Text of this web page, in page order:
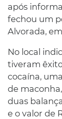
após
fechou um
Alvorada,
No local
tiveram
cocaína,
de
duas
e o valor de